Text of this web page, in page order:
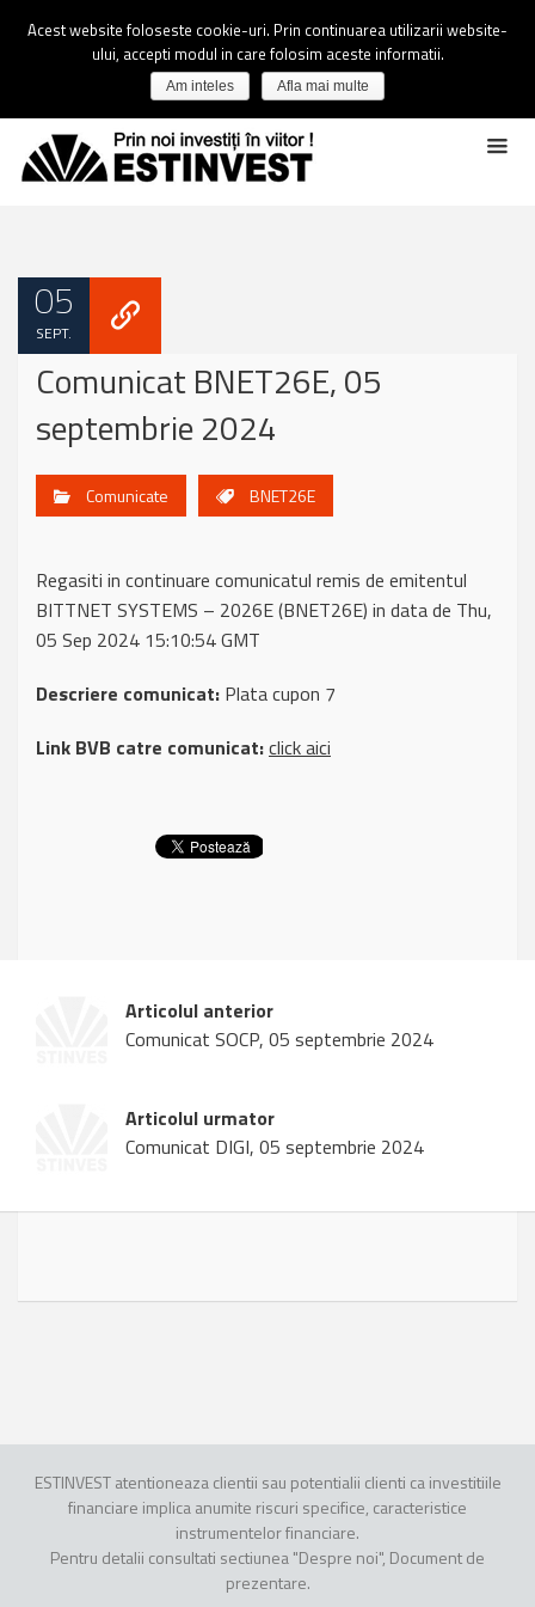
05
SEPT.
Comunicat BNET26E, 05
septembrie 2024
Comunicate BNET26E
Regasiti in continuare comunicatul remis de emitentul
BITTNET SYSTEMS – 2026E (BNET26E) in data de Thu,
05 Sep 2024 15:10:54 GMT
Descriere comunicat: Plata cupon 7
Link BVB catre comunicat:click aici
Articolul anterior
Comunicat SOCP, 05 septembrie 2024
Articolul urmator
Comunicat DIGI, 05 septembrie 2024
ESTINVEST atentioneaza clientii sau potentialii clienti ca investitiile
financiare implica anumite riscuri specifice, caracteristice
instrumentelor financiare.
Pentru detalii consultati sectiunea "Despre noi", Document de
prezentare.
Acest website foloseste cookie-uri. Prin continuarea utilizarii website-
ului, accepti modul in care folosim aceste informatii.
Am inteles Afla mai multe